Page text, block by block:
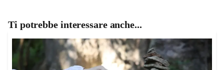
Ti potrebbe interessare anche...